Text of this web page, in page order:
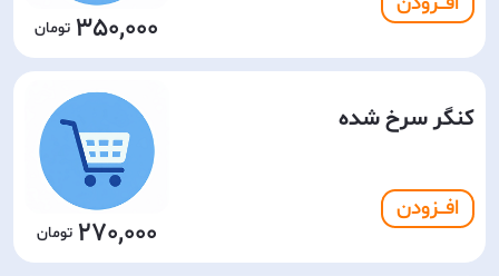
350,000
کنگر سرخ شده
افـــزودن
270,000